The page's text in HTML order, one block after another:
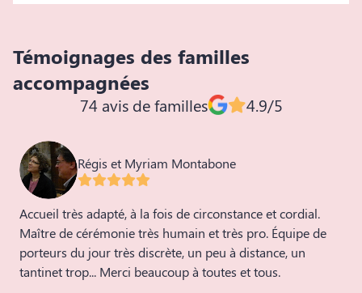
Témoignages des familles
accompagnées
74 avis de familles 4.9/5
Régis et Myriam Montabone
Accueil très adapté, à la fois de circonstance et cordial.
Maître de cérémonie très humain et très pro. Équipe de
porteurs du jour très discrète, un peu à distance, un
tantinet trop... Merci beaucoup à toutes et tous.